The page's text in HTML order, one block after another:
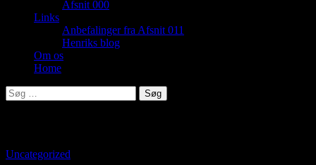
Afsnit 000
Links
Anbefalinger fra Afsnit 011
Henriks blog
Om os
Home
Søg
efter:
Uncategorized